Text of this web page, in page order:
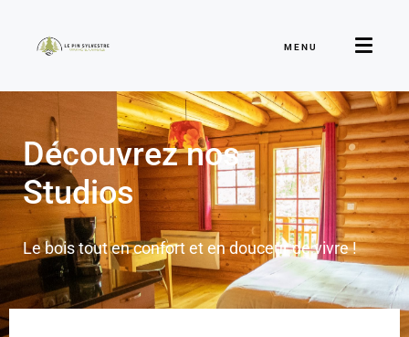
MENU
Découvrez nos
Studios
Le bois tout en confort et en douceur de vivre !